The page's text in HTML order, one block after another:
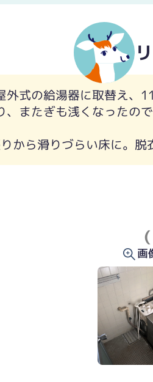
外式の給湯器に取替え、
、またぎも浅くなったの
から滑りづらい床に。
画